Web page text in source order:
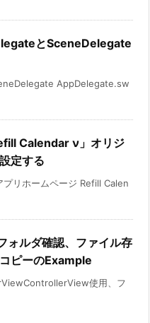
とSceneDelegate
AppDelegate.sw
Calendar ν」オリジ
定する
リホームページ Refill Calen
ォルダ確認、ファイル存
ピーのExample
使用、フ